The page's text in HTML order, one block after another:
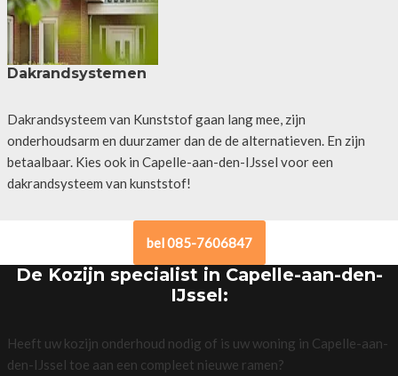
Dakrandsystemen
Dakrandsysteem van Kunststof gaan lang mee, zijn
onderhoudsarm en duurzamer dan de de alternatieven. En zijn
betaalbaar. Kies ook in Capelle-aan-den-IJssel voor een
dakrandsysteem van kunststof!
bel 085-7606847
De Kozijn specialist in Capelle-aan-den-
IJssel:
Heeft uw kozijn onderhoud nodig of is uw woning in Capelle-aan-
den-IJssel toe aan een compleet nieuwe ramen?